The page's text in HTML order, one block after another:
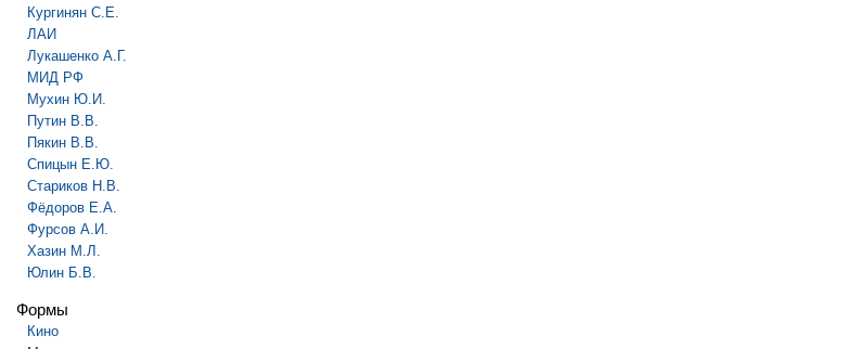
Кургинян С.Е.
ЛАИ
Лукашенко А.Г.
МИД РФ
Мухин Ю.И.
Путин В.В.
Пякин В.В.
Спицын Е.Ю.
Стариков Н.В.
Фёдоров Е.А.
Фурсов А.И.
Хазин М.Л.
Юлин Б.В.
Формы
Кино